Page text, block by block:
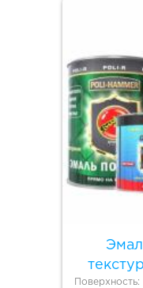
Поверхность: